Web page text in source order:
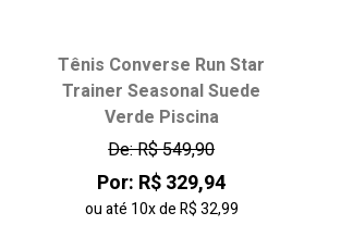
Tênis Converse Run Star
Trainer Seasonal Suede
Verde Piscina
De: R$ 549,90
Por: R$ 329,94
ou até 10xdeR$ 32,99